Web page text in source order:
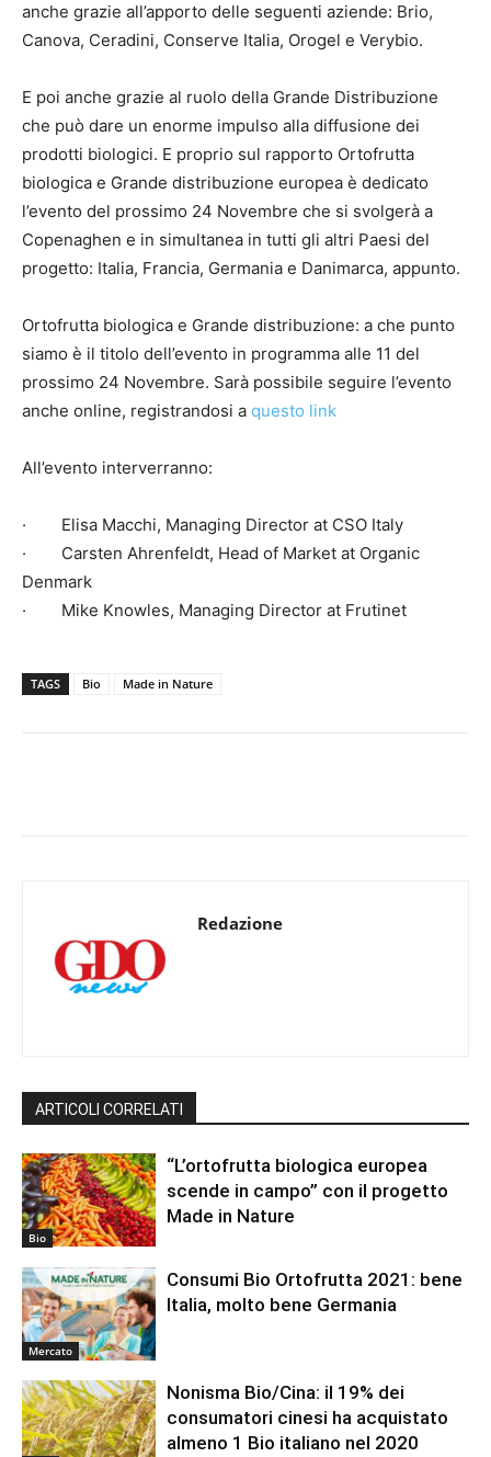
anche grazie all’apporto delle seguenti aziende: Brio,
Canova, Ceradini, Conserve Italia, Orogel e Verybio.
E poi anche grazie al ruolo della Grande Distribuzione
che può dare un enorme impulso alla diffusione dei
prodotti biologici. E proprio sul rapporto Ortofrutta
biologica e Grande distribuzione europea è dedicato
l’evento del prossimo 24 Novembre che si svolgerà a
Copenaghen e in simultanea in tutti gli altri Paesi del
progetto: Italia, Francia, Germania e Danimarca, appunto.
Ortofrutta biologica e Grande distribuzione: a che punto
siamo è il titolo dell’evento in programma alle 11 del
prossimo 24 Novembre. Sarà possibile seguire l’evento
anche online, registrandosi a questo link
All’evento interverranno:
· Elisa Macchi, Managing Director at CSO Italy
· Carsten Ahrenfeldt, Head of Market at Organic
Denmark
· Mike Knowles, Managing Director at Frutinet
TAGS Bio Made in Nature
Redazione
ARTICOLI CORRELATI
Bio
“L’ortofrutta biologica europea
scende in campo” con il progetto
Made in Nature
Mercato
Consumi Bio Ortofrutta 2021: bene
Italia, molto bene Germania
Nonisma Bio/Cina: il 19% dei
consumatori cinesi ha acquistato
almeno 1 Bio italiano nel 2020